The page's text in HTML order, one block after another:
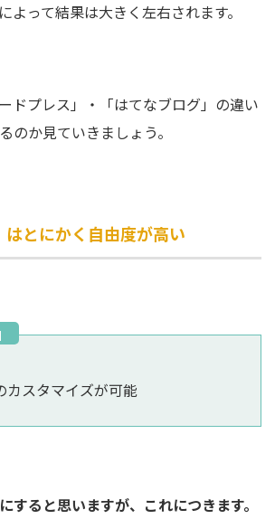
よって結果は大きく左右されます。
ドプレス」・「はてなブログ」の違い
のか見ていきましょう。
はとにかく自由度が高い
カスタマイズが可能
すると思いますが、これにつきます。